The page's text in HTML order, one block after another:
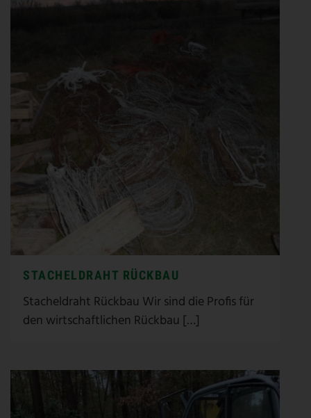
STACHELDRAHT RÜCKBAU
Stacheldraht Rückbau Wir sind die Profis für
den wirtschaftlichen Rückbau […]